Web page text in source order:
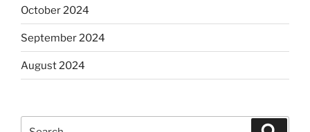
October 2024
September 2024
August 2024